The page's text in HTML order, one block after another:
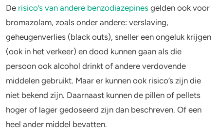
De risico’s van andere benzodiazepines gelden ook voor
bromazolam, zoals onder andere: verslaving,
geheugenverlies (black outs), sneller een ongeluk krijgen
(ook in het verkeer) en dood kunnen gaan als die
persoon ook alcohol drinkt of andere verdovende
middelen gebruikt. Maar er kunnen ook risico’s zijn die
niet bekend zijn. Daarnaast kunnen de pillen of pellets
hoger of lager gedoseerd zijn dan beschreven. Of een
heel ander middel bevatten.